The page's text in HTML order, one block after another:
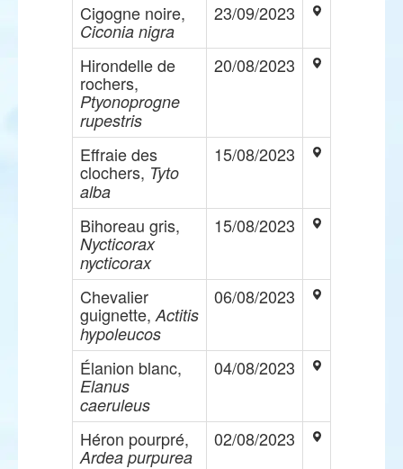
Cigogne noire,
Ciconia nigra
23/09/2023
Hirondelle de
rochers,
Ptyonoprogne
rupestris
20/08/2023
Effraie des
clochers, Tyto
alba
15/08/2023
Bihoreau gris,
Nycticorax
nycticorax
15/08/2023
Chevalier
guignette, Actitis
hypoleucos
06/08/2023
Élanion blanc,
Elanus
caeruleus
04/08/2023
Héron pourpré,
Ardea purpurea
02/08/2023